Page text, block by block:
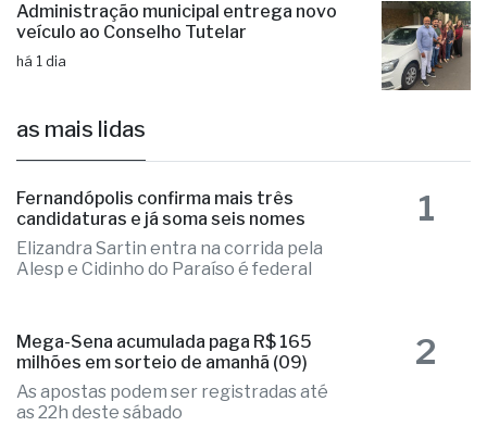
Administração municipal entrega novo
veículo ao Conselho Tutelar
há 1 dia
as mais lidas
Fernandópolis confirma mais três
candidaturas e já soma seis nomes
Elizandra Sartin entra na corrida pela
Alesp e Cidinho do Paraíso é federal
1
Mega-Sena acumulada paga R$ 165
milhões em sorteio de amanhã (09)
As apostas podem ser registradas até
as 22h deste sábado
2